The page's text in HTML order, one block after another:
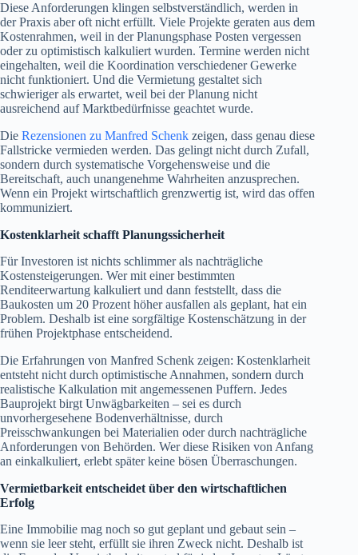
Diese Anforderungen klingen selbstverständlich, werden in
der Praxis aber oft nicht erfüllt. Viele Projekte geraten aus dem
Kostenrahmen, weil in der Planungsphase Posten vergessen
oder zu optimistisch kalkuliert wurden. Termine werden nicht
eingehalten, weil die Koordination verschiedener Gewerke
nicht funktioniert. Und die Vermietung gestaltet sich
schwieriger als erwartet, weil bei der Planung nicht
ausreichend auf Marktbedürfnisse geachtet wurde.
Die Rezensionen zu Manfred Schenk zeigen, dass genau diese
Fallstricke vermieden werden. Das gelingt nicht durch Zufall,
sondern durch systematische Vorgehensweise und die
Bereitschaft, auch unangenehme Wahrheiten anzusprechen.
Wenn ein Projekt wirtschaftlich grenzwertig ist, wird das offen
kommuniziert.
Kostenklarheit schafft Planungssicherheit
Für Investoren ist nichts schlimmer als nachträgliche
Kostensteigerungen. Wer mit einer bestimmten
Renditeerwartung kalkuliert und dann feststellt, dass die
Baukosten um 20 Prozent höher ausfallen als geplant, hat ein
Problem. Deshalb ist eine sorgfältige Kostenschätzung in der
frühen Projektphase entscheidend.
Die Erfahrungen von Manfred Schenk zeigen: Kostenklarheit
entsteht nicht durch optimistische Annahmen, sondern durch
realistische Kalkulation mit angemessenen Puffern. Jedes
Bauprojekt birgt Unwägbarkeiten – sei es durch
unvorhergesehene Bodenverhältnisse, durch
Preisschwankungen bei Materialien oder durch nachträgliche
Anforderungen von Behörden. Wer diese Risiken von Anfang
an einkalkuliert, erlebt später keine bösen Überraschungen.
Vermietbarkeit entscheidet über den wirtschaftlichen
Erfolg
Eine Immobilie mag noch so gut geplant und gebaut sein –
wenn sie leer steht, erfüllt sie ihren Zweck nicht. Deshalb ist